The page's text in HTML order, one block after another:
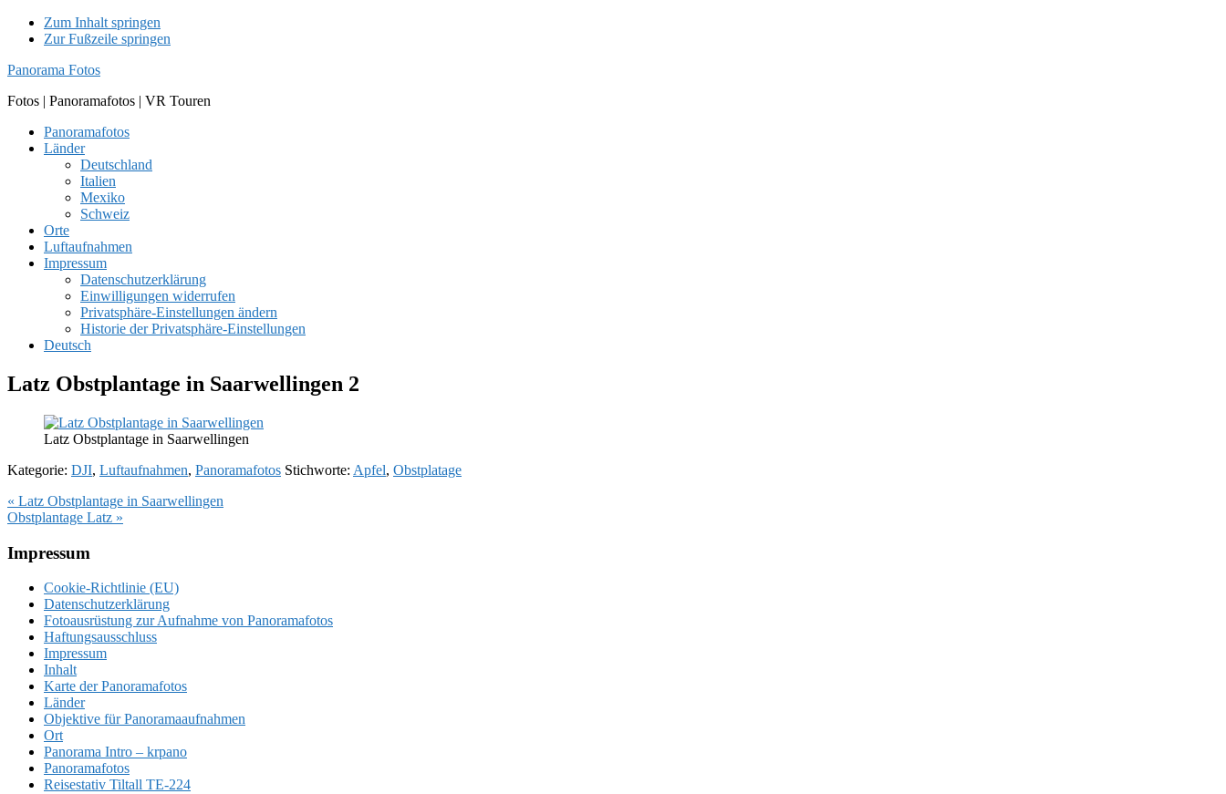
Zum Inhalt springen
Zur Fußzeile springen
Panorama Fotos
Fotos | Panoramafotos | VR Touren
Panoramafotos
Länder
Deutschland
Italien
Mexiko
Schweiz
Orte
Luftaufnahmen
Impressum
Datenschutzerklärung
Einwilligungen widerrufen
Privatsphäre-Einstellungen ändern
Historie der Privatsphäre-Einstellungen
Deutsch
Latz Obstplantage in Saarwellingen 2
Latz Obstplantage in Saarwellingen
Kategorie: DJI, Luftaufnahmen, Panoramafotos Stichworte: Apfel, Obstplatage
Vorheriger
Beitrag:
« Latz Obstplantage in Saarwellingen
Nächster
Obstplantage Latz »
Footer
Impressum
Cookie-Richtlinie (EU)
Datenschutzerklärung
Fotoausrüstung zur Aufnahme von Panoramafotos
Haftungsausschluss
Impressum
Inhalt
Karte der Panoramafotos
Länder
Objektive für Panoramaaufnahmen
Ort
Panorama Intro – krpano
Panoramafotos
Reisestativ Tiltall TE-224